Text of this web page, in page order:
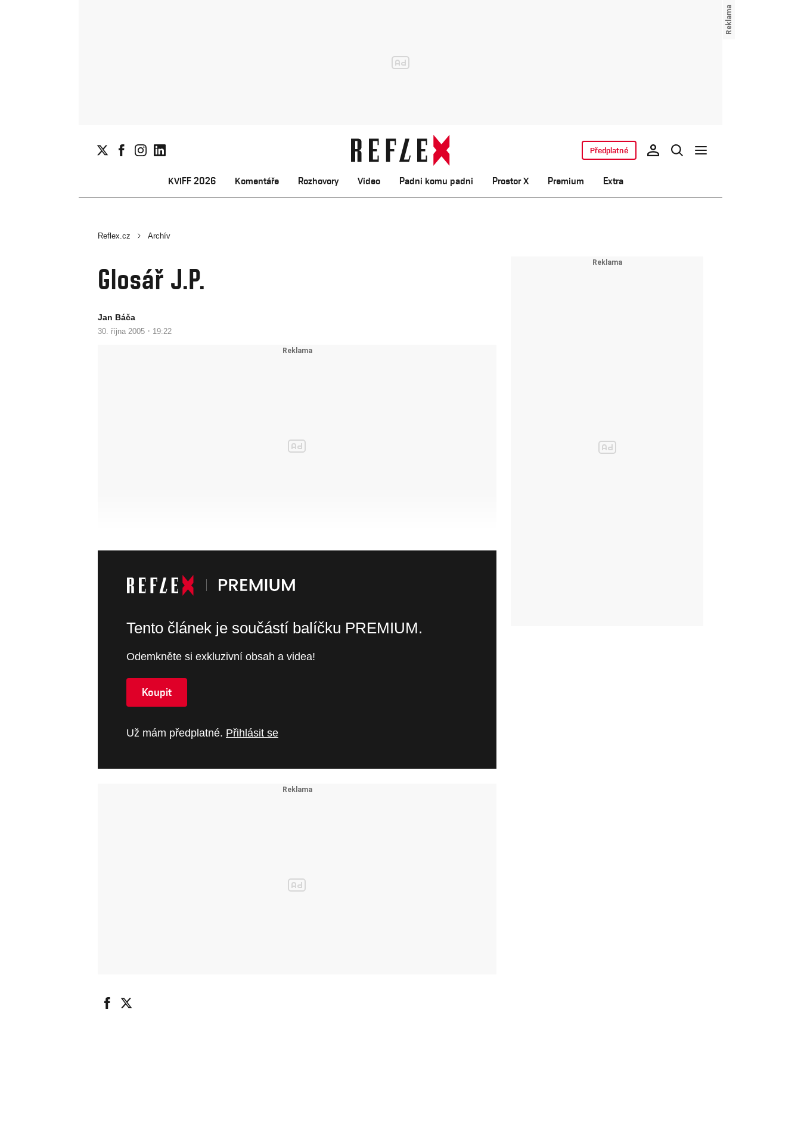
KVIFF 2026 Komentáře Rozhovory Video Padni komu padni Prostor X Premium Extra
Předplatné
Reflex.cz Archív
Glosář J.P.
Jan Báča
30. října 2005 · 19:22
Tento článek je součástí balíčku PREMIUM.
Odemkněte si exkluzivní obsah a videa!
Koupit
Už mám předplatné. Přihlásit se